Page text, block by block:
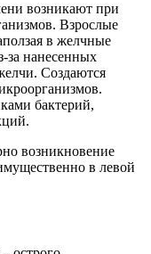
возникают при
Взрослые
в желчные
за нанесенных
Создаются
бактерий,
возникновение
в левой